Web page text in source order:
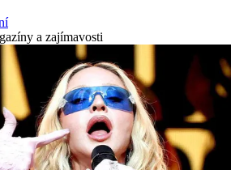
a zajímavosti